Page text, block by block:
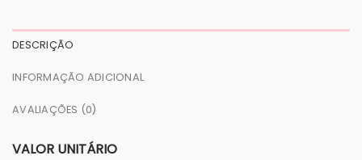
DESCRIÇÃO
INFORMAÇÃO ADICIONAL
AVALIAÇÕES (0)
VALOR UNITÁRIO